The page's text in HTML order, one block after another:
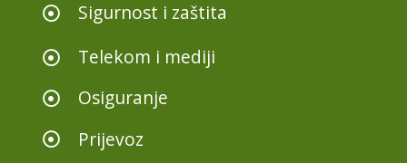
Sigurnost i zaštita
Telekom i mediji
Osiguranje
Prijevoz